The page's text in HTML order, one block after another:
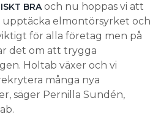
BRAoch nu hoppas vi att
upptäcka elmontörsyrket och
för alla företag men på
det om att trygga
Holtab växer och vi
många nya
säger Pernilla Sundén,